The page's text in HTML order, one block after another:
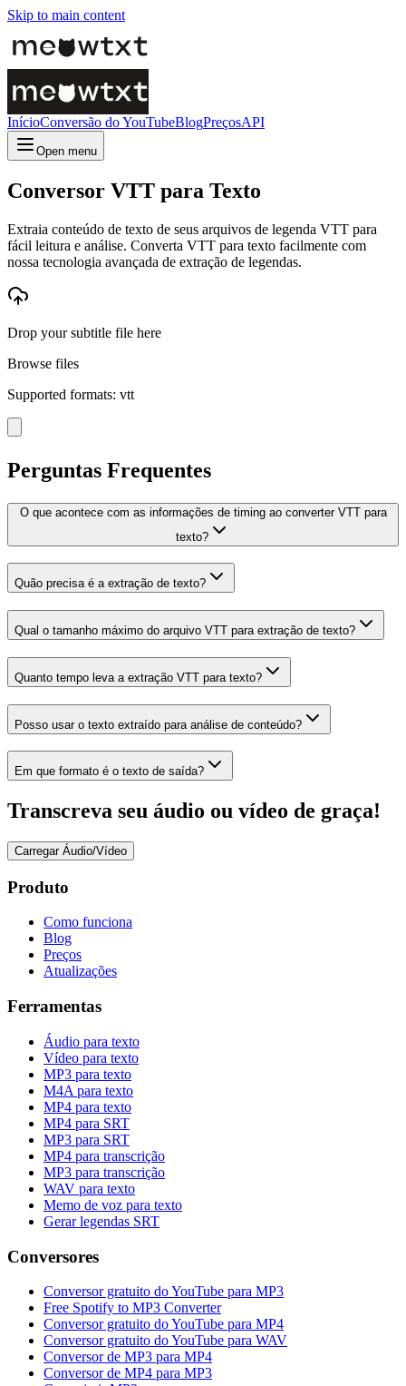
Skip to main content
InícioConversão do YouTubeBlogPreçosAPI
Open menu
Conversor VTT para Texto
Extraia conteúdo de texto de seus arquivos de legenda VTT para
fácil leitura e análise. Converta VTT para texto facilmente com
nossa tecnologia avançada de extração de legendas.
Drop your subtitle file here
Browse files
Supported formats: vtt
Perguntas Frequentes
O que acontece com as informações de timing ao converter VTT para
texto?
Quão precisa é a extração de texto?
Qual o tamanho máximo do arquivo VTT para extração de texto?
Quanto tempo leva a extração VTT para texto?
Posso usar o texto extraído para análise de conteúdo?
Em que formato é o texto de saída?
Transcreva seu áudio ou vídeo de graça!
Carregar Áudio/Vídeo
Produto
Como funciona
Blog
Preços
Atualizações
Ferramentas
Áudio para texto
Vídeo para texto
MP3 para texto
M4A para texto
MP4 para texto
MP4 para SRT
MP3 para SRT
MP4 para transcrição
MP3 para transcrição
WAV para texto
Memo de voz para texto
Gerar legendas SRT
Conversores
Conversor gratuito do YouTube para MP3
Free Spotify to MP3 Converter
Conversor gratuito do YouTube para MP4
Conversor gratuito do YouTube para WAV
Conversor de MP3 para MP4
Conversor de MP4 para MP3